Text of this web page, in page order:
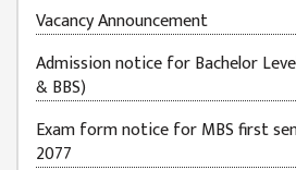
Vacancy Announcement
Admission notice for Bachelor
& BBS)
Exam form notice for MBS first
2077